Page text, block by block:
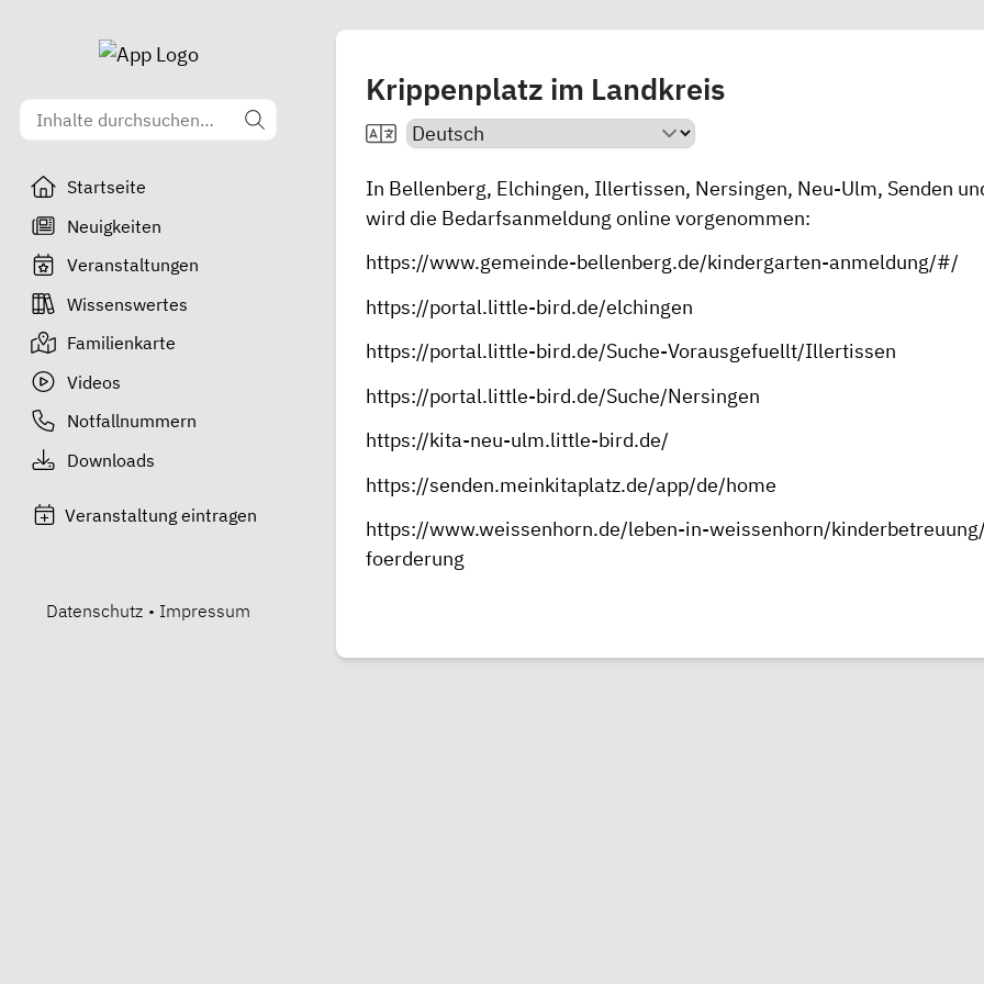
Startseite
Neuigkeiten
Veranstaltungen
Wissenswertes
Familienkarte
Videos
Notfallnummern
Downloads
Veranstaltung eintragen
Datenschutz • Impressum
Krippenplatz im Landkreis
In Bellenberg, Elchingen, Illertissen, Nersingen, Neu-Ulm, Senden
wird die Bedarfsanmeldung online vorgenommen:
https://www.gemeinde-bellenberg.de/kindergarten-anmeldung/#/
https://portal.little-bird.de/elchingen
https://portal.little-bird.de/Suche-Vorausgefuellt/Illertissen
https://portal.little-bird.de/Suche/Nersingen
https://kita-neu-ulm.little-bird.de/
https://senden.meinkitaplatz.de/app/de/home
https://www.weissenhorn.de/leben-in-weissenhorn/
foerderung